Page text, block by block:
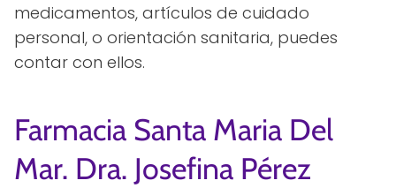
medicamentos, artículos de cuidado
personal, o orientación sanitaria, puedes
contar con ellos.
Farmacia Santa Maria Del
Mar. Dra. Josefina Pérez